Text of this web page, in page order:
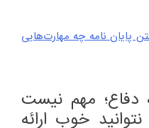
پایان نامه چه مهارت‌هایی
دفاع؛ مهم نیست
خوب ارائه